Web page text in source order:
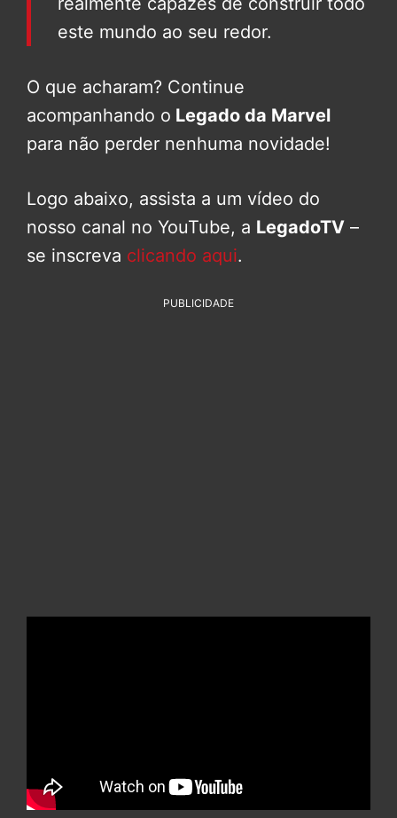
este mundo ao seu redor.
O que acharam? Continue
acompanhando o Legado da Marvel
para não perder nenhuma novidade!
Logo abaixo, assista a um vídeo do
nosso canal no YouTube, a LegadoTV –
se inscreva clicando aqui.
PUBLICIDADE